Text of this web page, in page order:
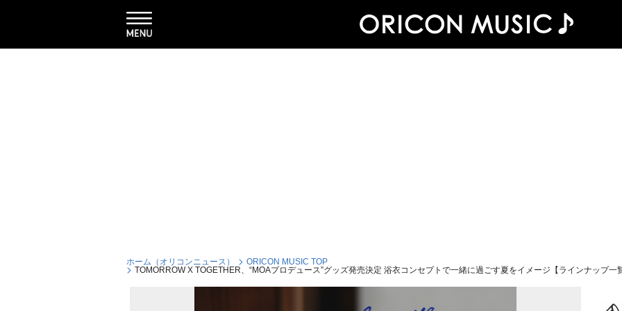
ホーム（オリコンニュース）
ORICON MUSIC TOP
TOMORROW X TOGETHER、“MOAプロデュース”グッズ発売決定 浴衣コンセプトで一緒に過ごす夏をイメージ【ラインナップ一